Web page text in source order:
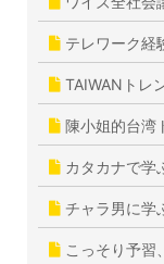
テレワーク経
TAIWANトレ
陳小姐的台
カタカナで学
チャラ男に学
こっそり予習